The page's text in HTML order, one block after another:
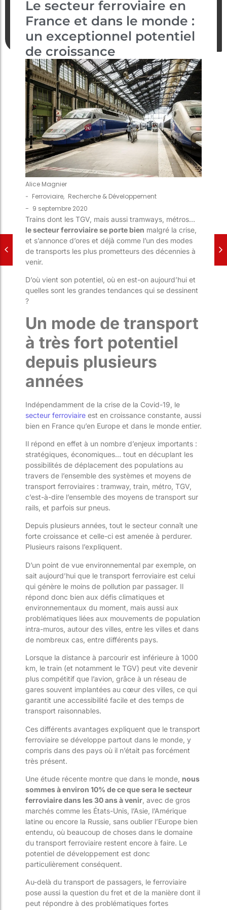
Le secteur ferroviaire en
France et dans le monde :
un exceptionnel potentiel
de croissance
Alice Magnier
- Ferroviaire, Recherche & Développement
- 9 septembre 2020
Trains dont les TGV, mais aussi tramways, métros…
le secteur ferroviaire se porte bien malgré la crise,
et s’annonce d’ores et déjà comme l’un des modes
de transports les plus prometteurs des décennies à
venir.
D’où vient son potentiel, où en est-on aujourd’hui et
quelles sont les grandes tendances qui se dessinent
?
Un mode de transport
à très fort potentiel
depuis plusieurs
années
Indépendamment de la crise de la Covid-19, le
secteur ferroviaire est en croissance constante, aussi
bien en France qu’en Europe et dans le monde entier.
Il répond en effet à un nombre d’enjeux importants :
stratégiques, économiques… tout en décuplant les
possibilités de déplacement des populations au
travers de l’ensemble des systèmes et moyens de
transport ferroviaires : tramway, train, métro, TGV,
c’est-à-dire l’ensemble des moyens de transport sur
rails, et parfois sur pneus.
Depuis plusieurs années, tout le secteur connaît une
forte croissance et celle-ci est amenée à perdurer.
Plusieurs raisons l’expliquent.
D’un point de vue environnemental par exemple, on
sait aujourd’hui que le transport ferroviaire est celui
qui génère le moins de pollution par passager. Il
répond donc bien aux défis climatiques et
environnementaux du moment, mais aussi aux
problématiques liées aux mouvements de population
intra-muros, autour des villes, entre les villes et dans
de nombreux cas, entre différents pays.
Lorsque la distance à parcourir est inférieure à 1000
km, le train (et notamment le TGV) peut vite devenir
plus compétitif que l’avion, grâce à un réseau de
gares souvent implantées au cœur des villes, ce qui
garantit une accessibilité facile et des temps de
transport raisonnables.
Ces différents avantages expliquent que le transport
ferroviaire se développe partout dans le monde, y
compris dans des pays où il n’était pas forcément
très présent.
Une étude récente montre que dans le monde, nous
sommes à environ 10% de ce que sera le secteur
ferroviaire dans les 30 ans à venir , avec de gros
marchés comme les États-Unis, l’Asie, l’Amérique
latine ou encore la Russie, sans oublier l’Europe bien
entendu, où beaucoup de choses dans le domaine
du transport ferroviaire restent encore à faire. Le
potentiel de développement est donc
particulièrement conséquent.
Au-delà du transport de passagers, le ferroviaire
pose aussi la question du fret et de la manière dont il
peut répondre à des problématiques fortes